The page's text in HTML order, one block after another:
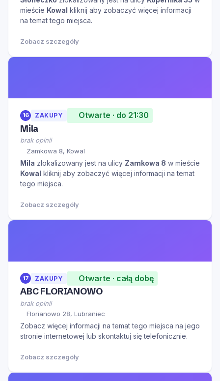
mieście Kowal kliknij aby zobaczyć więcej informacji
na temat tego miejsca.
Zobacz szczegóły
16 ZAKUPY Otwarte · do 21:30
Mila
brak opinii
Zamkowa 8, Kowal
Mila zlokalizowany jest na ulicy Zamkowa 8 w mieście
Kowal kliknij aby zobaczyć więcej informacji na temat
tego miejsca.
Zobacz szczegóły
17 ZAKUPY Otwarte · całą dobę
ABC FLORIANOWO
brak opinii
Florianowo 28, Lubraniec
Zobacz więcej informacji na temat tego miejsca na jego
stronie internetowej lub skontaktuj się telefonicznie.
Zobacz szczegóły